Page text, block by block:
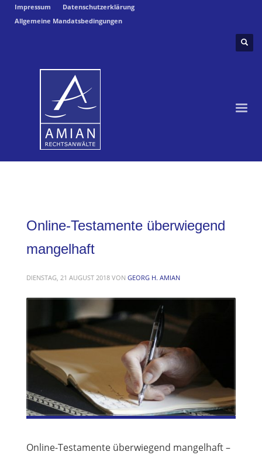
Impressum
Datenschutzerklärung
Allgemeine Mandatsbedingungen
Online-Testamente überwiegend
mangelhaft
DIENSTAG, 21 AUGUST 2018 VON GEORG H. AMIAN
Online-Testamente überwiegend mangelhaft –